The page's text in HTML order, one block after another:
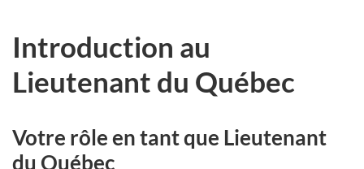
Introduction au
Lieutenant du Québec
Votre rôle en tant que Lieutenant
du Québec